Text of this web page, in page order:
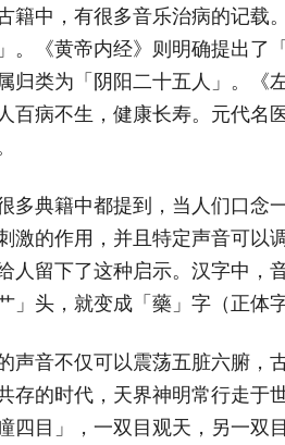
籍中，有很多音乐治病的记载
。《黄帝内经》则明确提出了
归类为「阴阳二十五人」。《
百病不生，健康长寿。元代名
多典籍中都提到，当人们口念
激的作用，并且特定声音可以
人留下了这种启示。汉字中，
」头，就变成「藥」字（正体
声音不仅可以震荡五脏六腑，
存的时代，天界神明常行走于
瞳四目」，一双目观天，另一